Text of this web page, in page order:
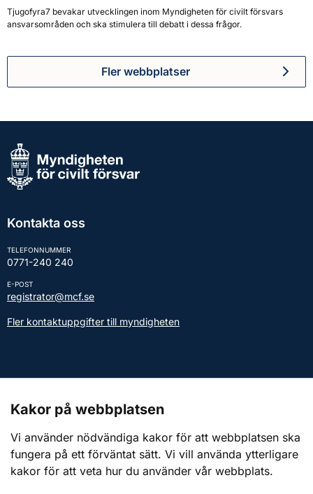
Tjugofyra7 bevakar utvecklingen inom Myndigheten för civilt försvars
ansvarsområden och ska stimulera till debatt i dessa frågor.
Fler webbplatser
Kontakta oss
TELEFONNUMMER
0771-240 240
E-POST
registrator@mcf.se
Fler kontaktuppgifter till myndigheten
Webbplatsen
Om webbplatsen
Kakor på webbplatsen
Vi använder nödvändiga kakor för att webbplatsen ska
fungera på ett förväntat sätt. Vi vill använda ytterligare
kakor för att veta hur du använder vår webbplats.